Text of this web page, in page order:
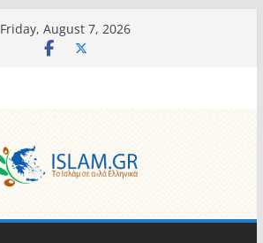
Friday, August 7, 2026